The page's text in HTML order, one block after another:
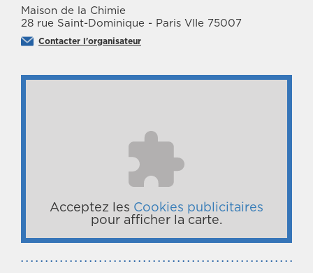
Maison de la Chimie
28 rue Saint-Dominique - Paris VIIe 75007
Contacter l'organisateur
Acceptez les Cookies publicitaires
pour afficher la carte.